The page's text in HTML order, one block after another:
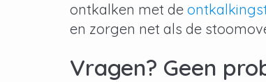
ontkalken met de
en zorgen net als de
Vragen? Geen